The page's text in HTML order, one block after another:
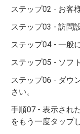
ステップ02 - お客
ステップ03 - 訪問
ステップ04 - 一般
ステップ05 - ソフ
ステップ06 - ダウ
さい。
手順07 - 表示され
をもう一度タップ